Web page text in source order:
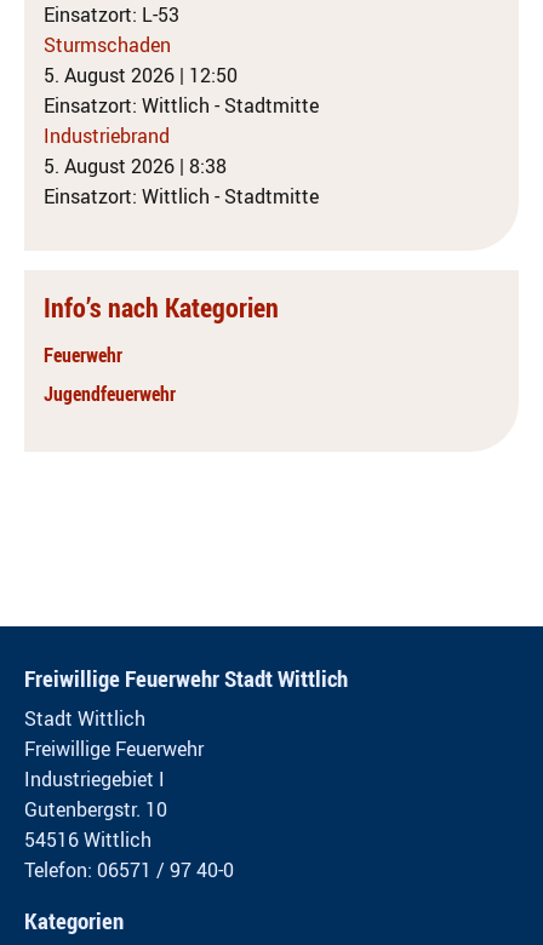
Einsatzort: L-53
Sturmschaden
5. August 2026 | 12:50
Einsatzort: Wittlich - Stadtmitte
Industriebrand
5. August 2026 | 8:38
Einsatzort: Wittlich - Stadtmitte
Info’s nach Kategorien
Feuerwehr
Jugendfeuerwehr
Freiwillige Feuerwehr Stadt Wittlich
Stadt Wittlich
Freiwillige Feuerwehr
Industriegebiet I
Gutenbergstr. 10
54516 Wittlich
Telefon: 06571 / 97 40-0
Kategorien